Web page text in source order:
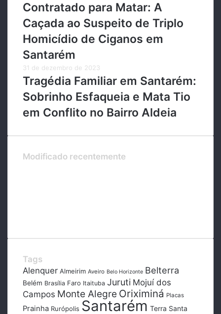
Contratado para Matar: A
Caçada ao Suspeito de Triplo
Homicídio de Ciganos em
Santarém
31 de dezembro de 2023
Tragédia Familiar em Santarém:
Sobrinho Esfaqueia e Mata Tio
em Conflito no Bairro Aldeia
Modificado recentemente
Tags
Alenquer Almeirim Aveiro Belo Horizonte Belterra
Belém Brasília Faro Itaituba Juruti Mojuí dos
Campos Monte Alegre Oriximiná Placas
Prainha Rurópolis Santarém Terra Santa